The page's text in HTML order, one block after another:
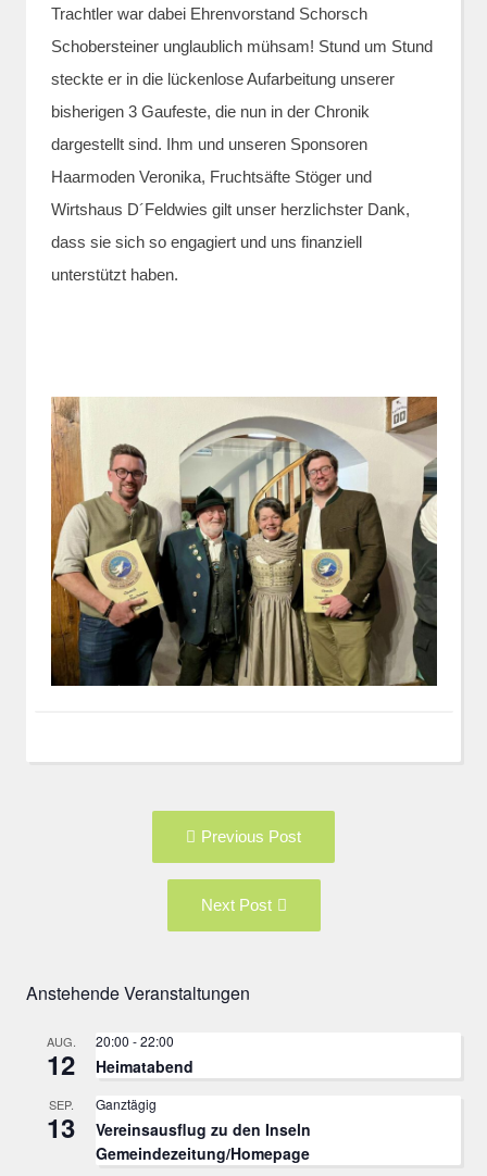
Trachtler war dabei Ehrenvorstand Schorsch
Schobersteiner unglaublich mühsam! Stund um Stund
steckte er in die lückenlose Aufarbeitung unserer
bisherigen 3 Gaufeste, die nun in der Chronik
dargestellt sind. Ihm und unseren Sponsoren
Haarmoden Veronika, Fruchtsäfte Stöger und
Wirtshaus D´Feldwies gilt unser herzlichster Dank,
dass sie sich so engagiert und uns finanziell
unterstützt haben.
Previous Post
post:
Next Post
Post:
Anstehende Veranstaltungen
AUG.
12
20:00 -22:00
Heimatabend
SEP.
13
Ganztägig
Vereinsausflug zu den Inseln
Gemeindezeitung/Homepage